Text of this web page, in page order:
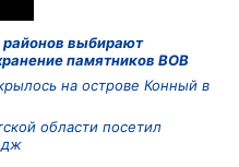
районов выбирают
памятников ВОВ
на острове Конный в
области посетил